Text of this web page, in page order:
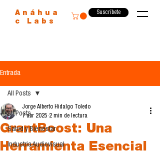
Anáhua
c Labs
Suscríbete
Entrada
All Posts
Salud y Bienestar
Industria Audiovisual
All Posts
GrantBoost: Una
Herramienta Esencial
Jorge Alberto Hidalgo Toledo
7 abr 2025 2 min de lectura